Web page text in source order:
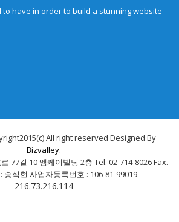
to have in order to build a stunning website
All right reserved Designed By
Bizvalley.
77길 10 엠케이빌딩 2층 Tel. 02-714-8026 Fax.
송석현 사업자등록번호 : 106-81-99019
216.73.216.114